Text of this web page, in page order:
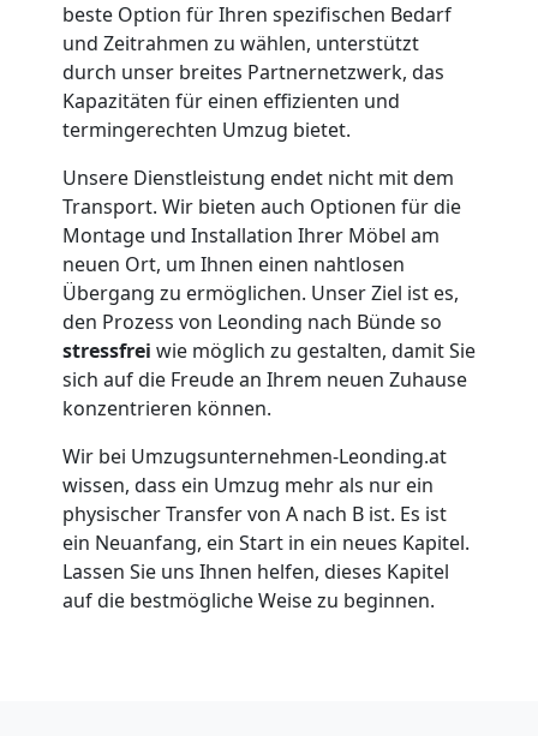
beste Option für Ihren spezifischen Bedarf
und Zeitrahmen zu wählen, unterstützt
durch unser breites Partnernetzwerk, das
Kapazitäten für einen effizienten und
termingerechten Umzug bietet.
Unsere Dienstleistung endet nicht mit dem
Transport. Wir bieten auch Optionen für die
Montage und Installation Ihrer Möbel am
neuen Ort, um Ihnen einen nahtlosen
Übergang zu ermöglichen. Unser Ziel ist es,
den Prozess von Leonding nach Bünde so
stressfrei wie möglich zu gestalten, damit Sie
sich auf die Freude an Ihrem neuen Zuhause
konzentrieren können.
Wir bei Umzugsunternehmen-Leonding.at
wissen, dass ein Umzug mehr als nur ein
physischer Transfer von A nach B ist. Es ist
ein Neuanfang, ein Start in ein neues Kapitel.
Lassen Sie uns Ihnen helfen, dieses Kapitel
auf die bestmögliche Weise zu beginnen.
Privatumzug
Leonding
Tresortransport
Leonding
Umzug
für
Senioren